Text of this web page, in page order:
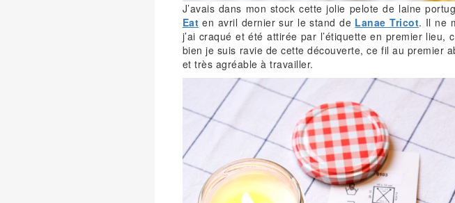
J’avais dans mon stock cette jolie pelote de laine
Eat en avril dernier sur le stand de Lanae Tricot. Il ne
j’ai craqué et été attirée par l’étiquette en premier
bien je suis ravie de cette découverte, ce fil au premier
et très agréable à travailler.